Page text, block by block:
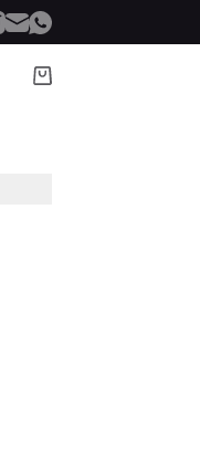
Shopping